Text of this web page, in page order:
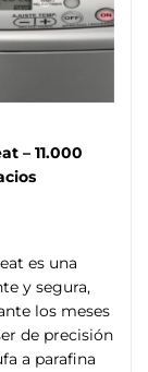
– 11.000
es una
y segura,
los meses
de precisión
a parafina